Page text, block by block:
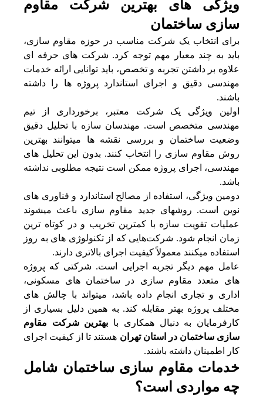
ویژگی های بهترین شرکت مقاوم
سازی ساختمان
برای انتخاب یک شرکت مناسب در حوزه مقاوم سازی،
باید به چند معیار مهم توجه کرد. شرکت‌ های حرفه‌ ای
علاوه بر داشتن تجربه و تخصص، باید توانایی ارائه خدمات
مهندسی دقیق و اجرای استاندارد پروژه‌ ها را داشته
باشند.
اولین ویژگی یک شرکت معتبر، برخورداری از تیم
مهندسی متخصص است. مهندسان سازه با تحلیل دقیق
وضعیت ساختمان و بررسی نقشه‌ ها میتوانند بهترین
روش مقاوم سازی را انتخاب کنند. بدون این تحلیل‌ های
مهندسی، اجرای پروژه ممکن است نتیجه مطلوبی نداشته
باشد.
دومین ویژگی، استفاده از مصالح استاندارد و فناوری‌ های
نوین است. روشهای جدید مقاوم سازی باعث میشوند
عملیات تقویت سازه با کمترین تخریب و در کوتاه‌ ترین
زمان انجام شود. شرکت‌هایی که از تکنولوژی‌ های به‌ روز
استفاده میکنند معمولاً کیفیت اجرای بالاتری دارند.
عامل مهم دیگر تجربه اجرایی است. شرکتی که پروژه‌
های متعدد مقاوم سازی در ساختمان‌ های مسکونی،
اداری و تجاری انجام داده باشد، میتواند با چالش‌ های
مختلف پروژه بهتر مقابله کند. به همین دلیل بسیاری از
کارفرمایان به دنبال همکاری با بهترین شرکت مقاوم
سازی ساختمان در استان تهران هستند تا از کیفیت اجرای
کار اطمینان داشته باشند.
خدمات مقاوم سازی ساختمان شامل
چه مواردی است؟